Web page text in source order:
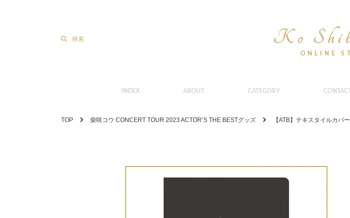
検索
INDEX ABOUT CATEGORY CONTACT
TOP 柴咲コウ CONCERT TOUR 2023 ACTOR’S THE BESTグッズ 【ATB】テキスタイルカバ